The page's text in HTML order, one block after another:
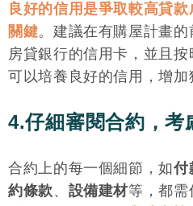
良好的信用是爭取較高貸
關鍵。建議在有購屋計畫
房貸銀行的信用卡，並且
可以培養良好的信用，增加
4.仔細審閱合約，考
合約上的每一個細節，如付
約條款、 設備建材等，都需